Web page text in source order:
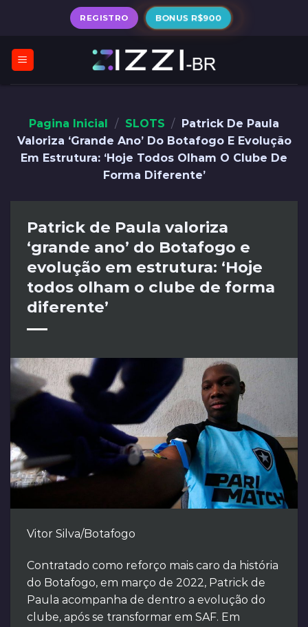
REGISTRO BONUS R$900
Pagina Inicial / SLOTS / Patrick De Paula
Valoriza ‘grande Ano’ Do Botafogo E Evolução
Em Estrutura: ‘Hoje Todos Olham O Clube De
Forma Diferente’
Patrick de Paula valoriza
‘grande ano’ do Botafogo e
evolução em estrutura: ‘Hoje
todos olham o clube de forma
diferente’
Vitor Silva/Botafogo
Contratado como reforço mais caro da história
do Botafogo, em março de 2022, Patrick de
Paula acompanha de dentro a evolução do
clube, após se transformar em SAF. Em